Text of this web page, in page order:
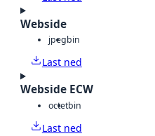
Webside
jpegbin
Last ned
Webside ECW
octetbin
Last ned